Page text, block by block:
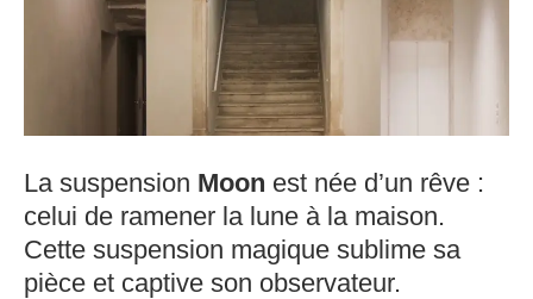
La suspension Moon est née d’un rêve :
celui de ramener la lune à la maison.
Cette suspension magique sublime sa
pièce et captive son observateur.